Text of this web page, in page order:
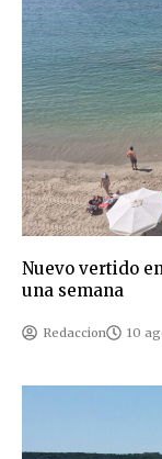
Nuevo vertido
una semana
Redaccion 10